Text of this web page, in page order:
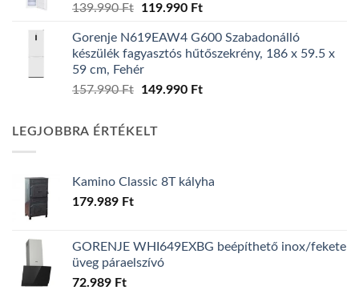
139.990Ft
Original
was:
139.990 Ft.
119.990 FtCurrent
is:
119.990 Ft.
Gorenje N619EAW4 G600 Szabadonálló
készülék fagyasztós hűtőszekrény, 186 x 59.5 x
59 cm, Fehér
157.990Ft
Original
157.990 Ft.
149.990 FtCurrent
LEGJOBBRA ÉRTÉKELT
Kamino Classic 8T kályha
179.989 Ft
GORENJE WHI649EXBG beépíthető inox/fekete
üveg páraelszívó
72.989 Ft